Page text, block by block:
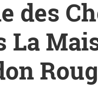
des
La